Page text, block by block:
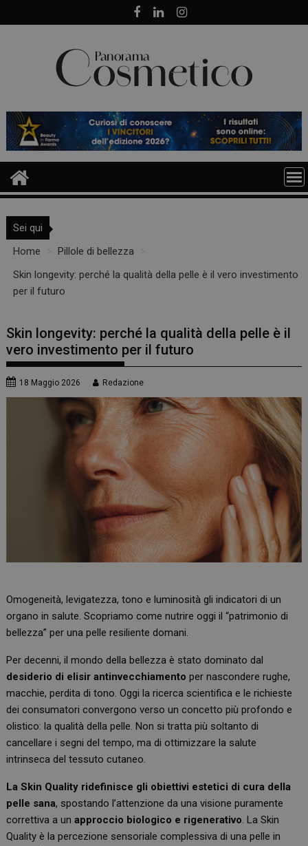
to
Sei qui
Home
Pillole di bellezza
Skin longevity: perché la qualità della pelle è il vero investimento
per il futuro
Skin longevity: perché la qualità della pelle è il
vero investimento per il futuro
18 Maggio 2026 Redazione
Omogeneità, levigatezza, tono e luminosità gli indicatori di un
organo in salute. Scopriamo come nutrire oggi il “patrimonio di
bellezza” per una pelle resiliente domani.
Per decenni, il mondo della bellezza è stato dominato dal
desiderio di elisir antinvecchiamento per nascondere rughe,
macchie, perdita di tono. Oggi la ricerca scientifica e le richieste
dei consumatori convergono verso un concetto più profondo e
olistico: la qualità della pelle. Non si tratta più soltanto di
cancellare i segni del tempo, ma di ottimizzare la salute
intrinseca del tessuto cutaneo.
La Skin Quality ridefinisce gli obiettivi estetici di cura della
pelle sana, spostando l’attenzione da una visione puramente
correttiva a unapproccio biologico e rigenerativo. La Skin
Quality è la percezione sensoriale complessiva di una pelle in